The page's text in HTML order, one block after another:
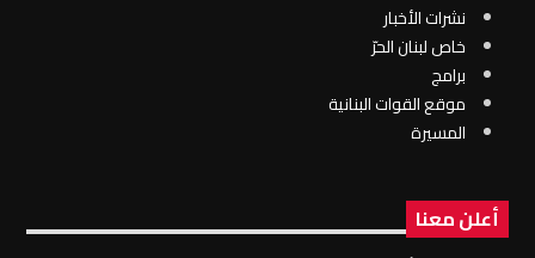
نشرات الأخبار
خاص لبنان الحرّ
برامج
موقع القوات البنانية
المسيرة
أعلن معنا